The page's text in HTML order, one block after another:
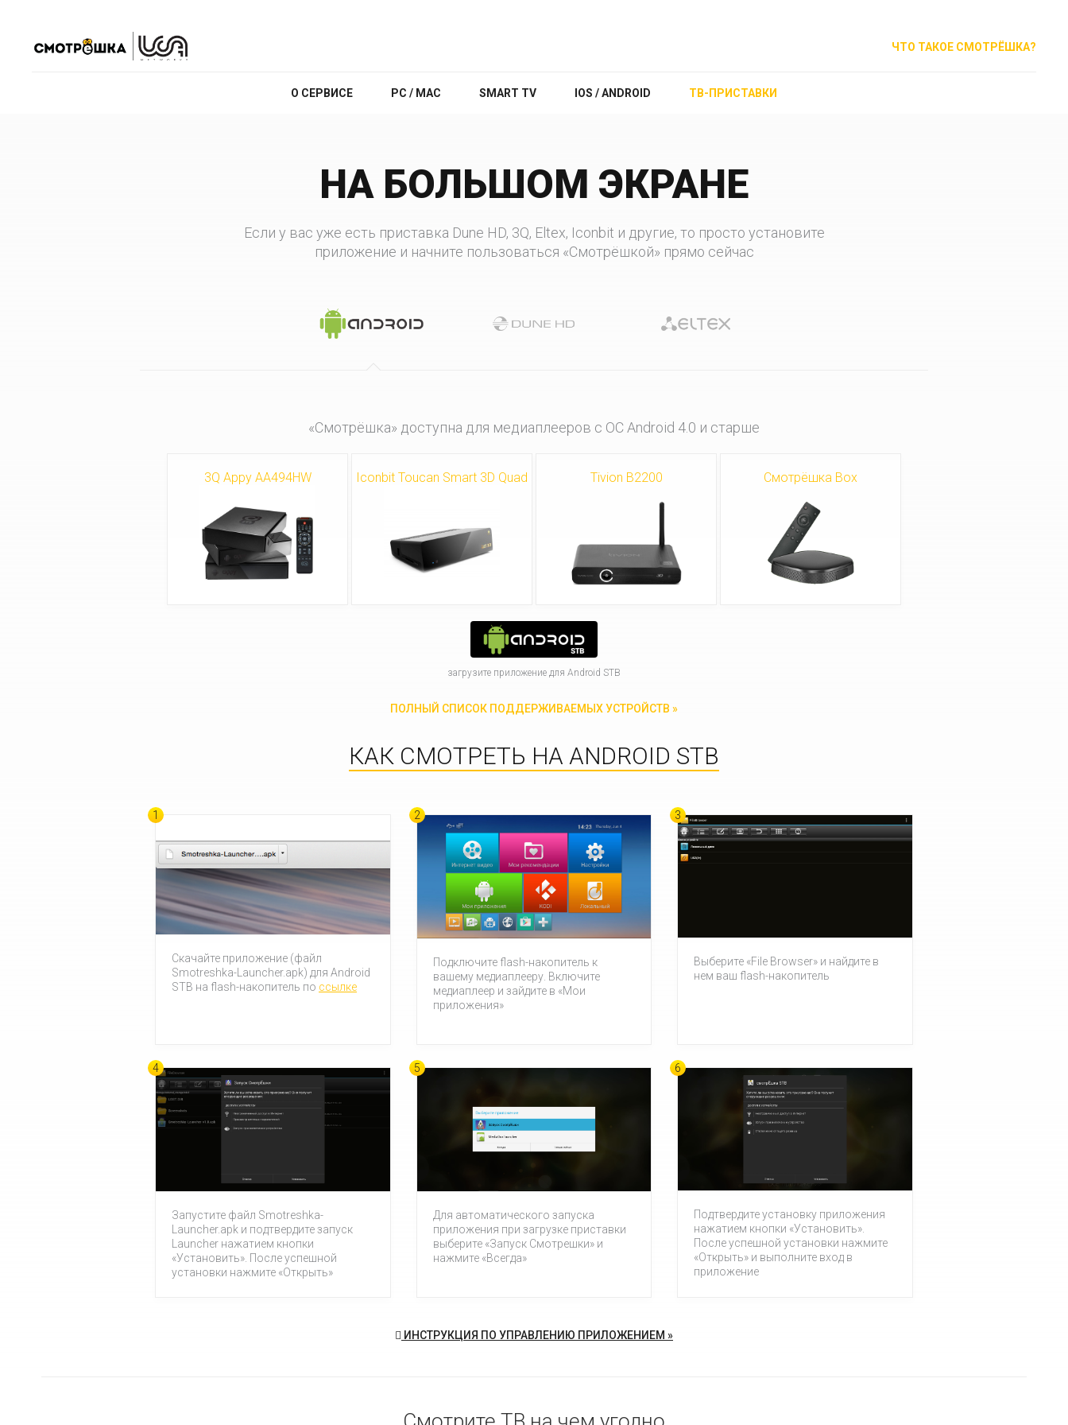
ЧТО ТАКОЕ СМОТРЁШКА?
О СЕРВИСЕ PC / MAC SMART TV IOS / ANDROID ТВ-ПРИСТАВКИ
НА БОЛЬШОМ ЭКРАНЕ
Если у вас уже есть приставка Dune HD, 3Q, Eltex, Iconbit и другие, то просто установите
приложение и начните пользоваться «Смотрёшкой» прямо сейчас
«Смотрёшка» доступна для медиаплееров с ОС Android 4.0 и старше
3Q Appy AA494HW Iconbit Toucan Smart 3D Quad Tivion B2200 Смотрёшка Box
загрузите приложение для Android STB
ПОЛНЫЙ СПИСОК ПОДДЕРЖИВАЕМЫХ УСТРОЙСТВ »
КАК СМОТРЕТЬ НА ANDROID STB
1
Скачайте приложение (файл
Smotreshka-Launcher.apk) для Android
STB на flash-накопитель по ссылкe
2
Подключите flash-накопитель к
вашему медиаплееру. Включите
медиаплеер и зайдите в «Мои
приложения»
3
Выберите «File Browser» и найдите в
нем ваш flash-накопитель
4
Запустите файл Smotreshka-
Launcher.apk и подтвердите запуск
Launcher нажатием кнопки
«Установить». После успешной
установки нажмите «Открыть»
5
Для автоматического запуска
приложения при загрузке приставки
выберите «Запуск Смотрешки» и
нажмите «Всегда»
6
Подтвердите установку приложения
нажатием кнопки «Установить».
После успешной установки нажмите
«Открыть» и выполните вход в
приложение
ИНСТРУКЦИЯ ПО УПРАВЛЕНИЮ ПРИЛОЖЕНИЕМ »